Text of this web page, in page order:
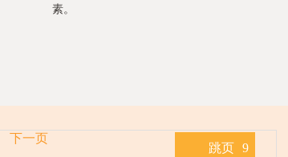
素。
下一页
跳页